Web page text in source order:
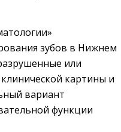
зубов в Нижнем
или
картины и
вариант
функции